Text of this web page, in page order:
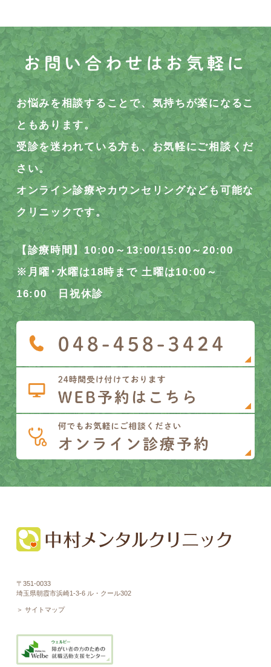
お問い合わせはお気軽に
お悩みを相談することで、気持ちが楽になるこ
ともあります。
受診を迷われている方も、お気軽にご相談くだ
さい。
オンライン診療やカウンセリングなども可能な
クリニックです。
【診療時間】10:00～13:00/15:00～20:00
※月曜･水曜は18時まで 土曜は10:00～
16:00 日祝休診
〒351-0033
埼玉県朝霞市浜崎1-3-6 ル・クール302
＞ サイトマップ